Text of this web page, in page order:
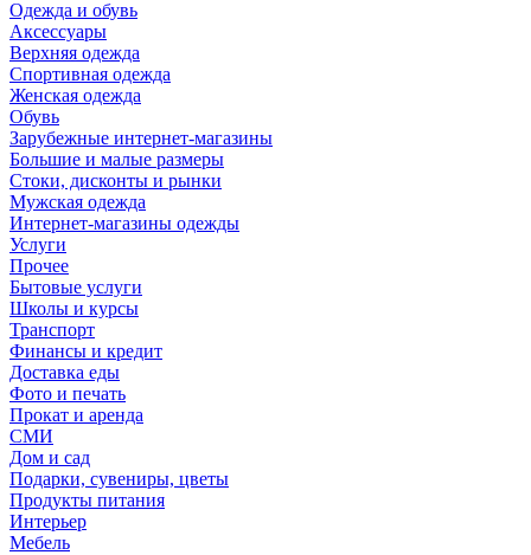
Одежда и обувь
Аксессуары
Верхняя одежда
Спортивная одежда
Женская одежда
Обувь
Зарубежные интернет-магазины
Большие и малые размеры
Стоки, дисконты и рынки
Мужская одежда
Интернет-магазины одежды
Услуги
Прочее
Бытовые услуги
Школы и курсы
Транспорт
Финансы и кредит
Доставка еды
Фото и печать
Прокат и аренда
СМИ
Дом и сад
Подарки, сувениры, цветы
Продукты питания
Интерьер
Мебель